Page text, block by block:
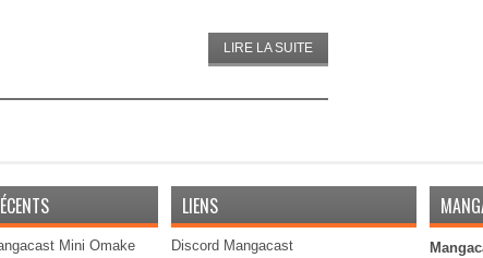
LIRE LA SUITE
Mini Omake
LIENS
Discord Mangacast